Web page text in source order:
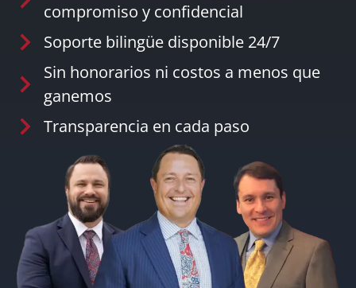
compromiso y confidencial
Soporte bilingüe disponible 24/7
Sin honorarios ni costos a menos que
ganemos
Transparencia en cada paso